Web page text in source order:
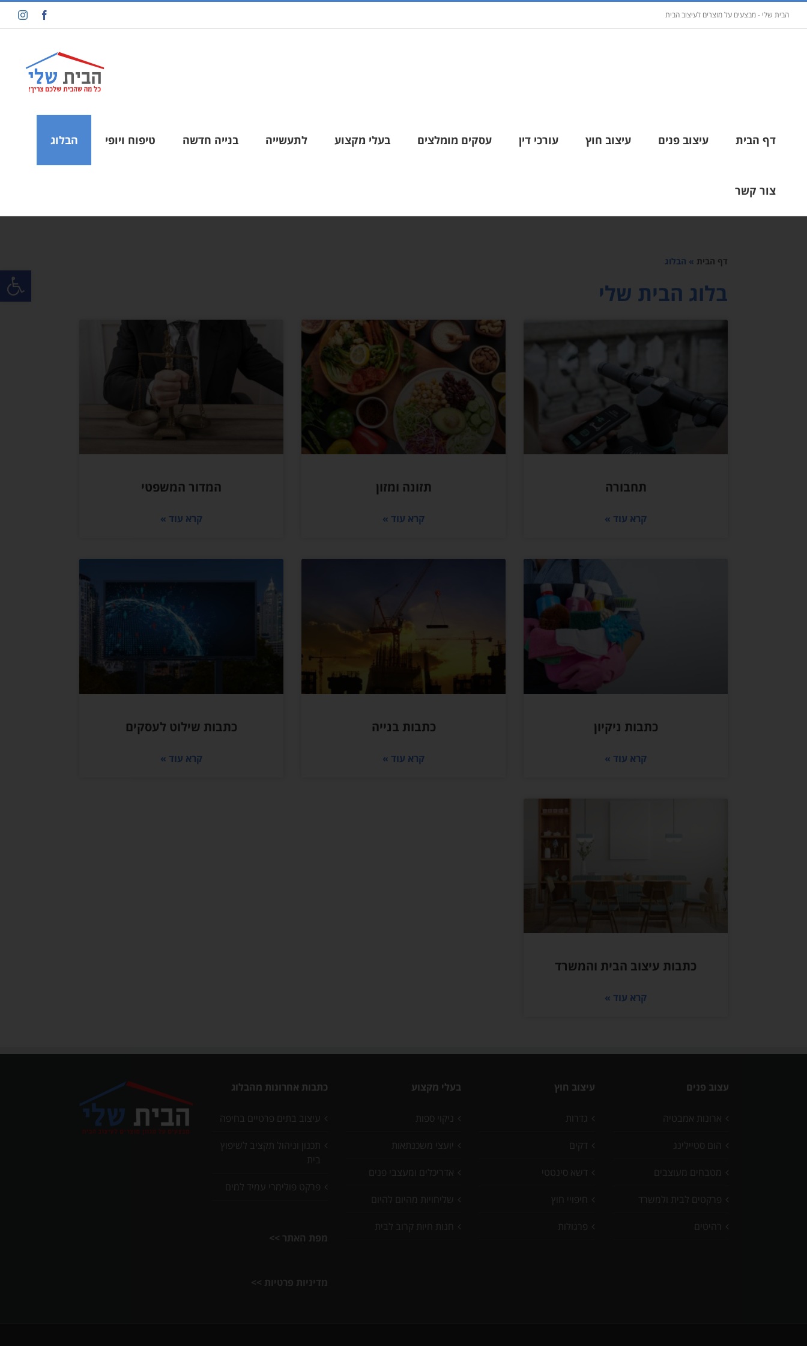
פתח
הבית שלי - מבצעים על מוצרים לעיצוב הבית
דף הבית עיצוב פנים עיצוב חוץ עורכי דין עסקים מומלצים בעלי מקצוע לתעשייה בנייה חדשה טיפוח ויופי הבלוג
צור קשר
דף הבית » הבלוג
בלוג הבית שלי
תחבורה
קרא עוד »
תזונה ומזון
קרא עוד »
המדור המשפטי
קרא עוד »
כתבות ניקיון
קרא עוד »
כתבות בנייה
קרא עוד »
כתבות שילוט לעסקים
קרא עוד »
כתבות עיצוב הבית והמשרד
קרא עוד »
עצוב פנים
ארונות אמבטיה
הום סטיילינג
מטבחים מעוצבים
פרקטים לבית ולמשרד
רהיטים
עיצוב חוץ
גדרות
דקים
דשא סינטטי
חיפויי חוץ
פרגולות
בעלי מקצוע
ניקוי ספות
יועצי משכנתאות
אדריכלים ומעצבי פנים
שליחויות מהיום להיום
חנות חיות קרוב לבית
כתבות אחרונות מהבלוג
עיצוב בתים פרטיים בחיפה
תכנון וניהול תקציב לשיפוץ
בית
פרקט פולימרי עמיד למים
מפת האתר >>
מדיניות פרטיות >>